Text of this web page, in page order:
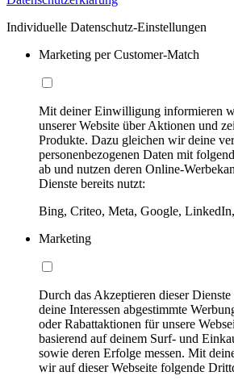
Individuelle Datenschutz-Einstellungen
Marketing per Customer-Match
Mit deiner Einwilligung informieren
unserer Website über Aktionen und
Produkte. Dazu gleichen wir deine
personenbezogenen Daten mit
ab und nutzen deren Online-
Dienste bereits nutzt:
Bing, Criteo, Meta, Google,
Marketing
Durch das Akzeptieren dieser
deine Interessen abgestimmte
oder Rabattaktionen für unsere
basierend auf deinem Surf- und
sowie deren Erfolge messen. Mit
wir auf dieser Webseite folgende